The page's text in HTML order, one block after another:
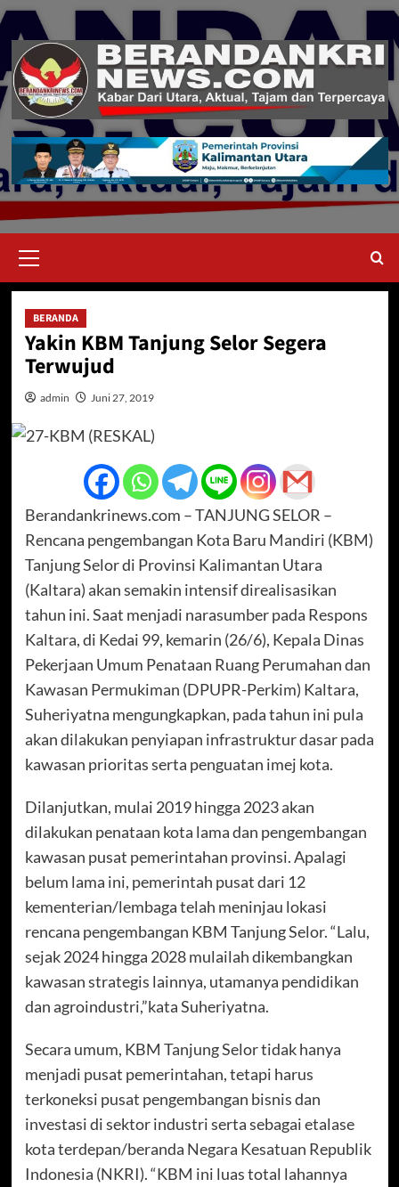
Skip
content
Menu
BERANDA
Yakin KBM Tanjung Selor Segera
Terwujud
admin Juni 27, 2019
Berandankrinews.com – TANJUNG SELOR –
Rencana pengembangan Kota Baru Mandiri (KBM)
Tanjung Selor di Provinsi Kalimantan Utara
(Kaltara) akan semakin intensif direalisasikan
tahun ini. Saat menjadi narasumber pada Respons
Kaltara, di Kedai 99, kemarin (26/6), Kepala Dinas
Pekerjaan Umum Penataan Ruang Perumahan dan
Kawasan Permukiman (DPUPR-Perkim) Kaltara,
Suheriyatna mengungkapkan, pada tahun ini pula
akan dilakukan penyiapan infrastruktur dasar pada
kawasan prioritas serta penguatan imej kota.
Dilanjutkan, mulai 2019 hingga 2023 akan
dilakukan penataan kota lama dan pengembangan
kawasan pusat pemerintahan provinsi. Apalagi
belum lama ini, pemerintah pusat dari 12
kementerian/lembaga telah meninjau lokasi
rencana pengembangan KBM Tanjung Selor. “Lalu,
sejak 2024 hingga 2028 mulailah dikembangkan
kawasan strategis lainnya, utamanya pendidikan
dan agroindustri,”kata Suheriyatna.
Secara umum, KBM Tanjung Selor tidak hanya
menjadi pusat pemerintahan, tetapi harus
terkoneksi pusat pengembangan bisnis dan
investasi di sektor industri serta sebagai etalase
kota terdepan/beranda Negara Kesatuan Republik
Indonesia (NKRI). “KBM ini luas total lahannya